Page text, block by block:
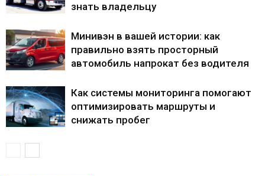
знать владельцу
Минивэн в вашей истории: как
правильно взять просторный
автомобиль напрокат без водителя
Как системы мониторинга помогают
оптимизировать маршруты и
снижать пробег